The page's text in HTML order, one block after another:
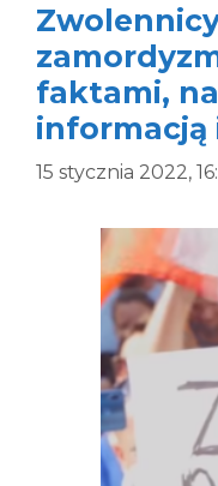
faktami,
informacją
15 stycznia 2022,